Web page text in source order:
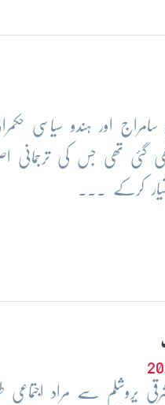
سامراج اور ہندو سیاسی
گئی تھی جس کی ترجمانی
کرکے ...
یروشلم سے مراد